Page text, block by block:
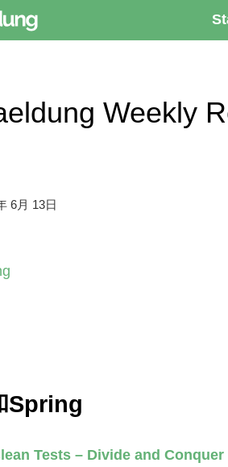
Weekly
6月 13日
Spring
Tests – Divide and Conquer